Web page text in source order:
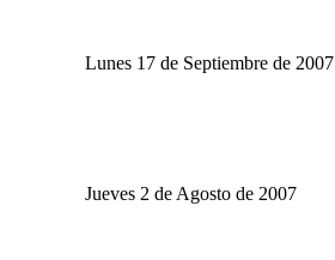
Lunes 17 de Septiembre de 2007
Jueves 2 de Agosto de 2007